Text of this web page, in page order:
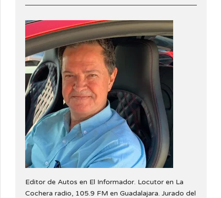
Editor de Autos en El Informador. Locutor en La
Cochera radio, 105.9 FM en Guadalajara. Jurado del